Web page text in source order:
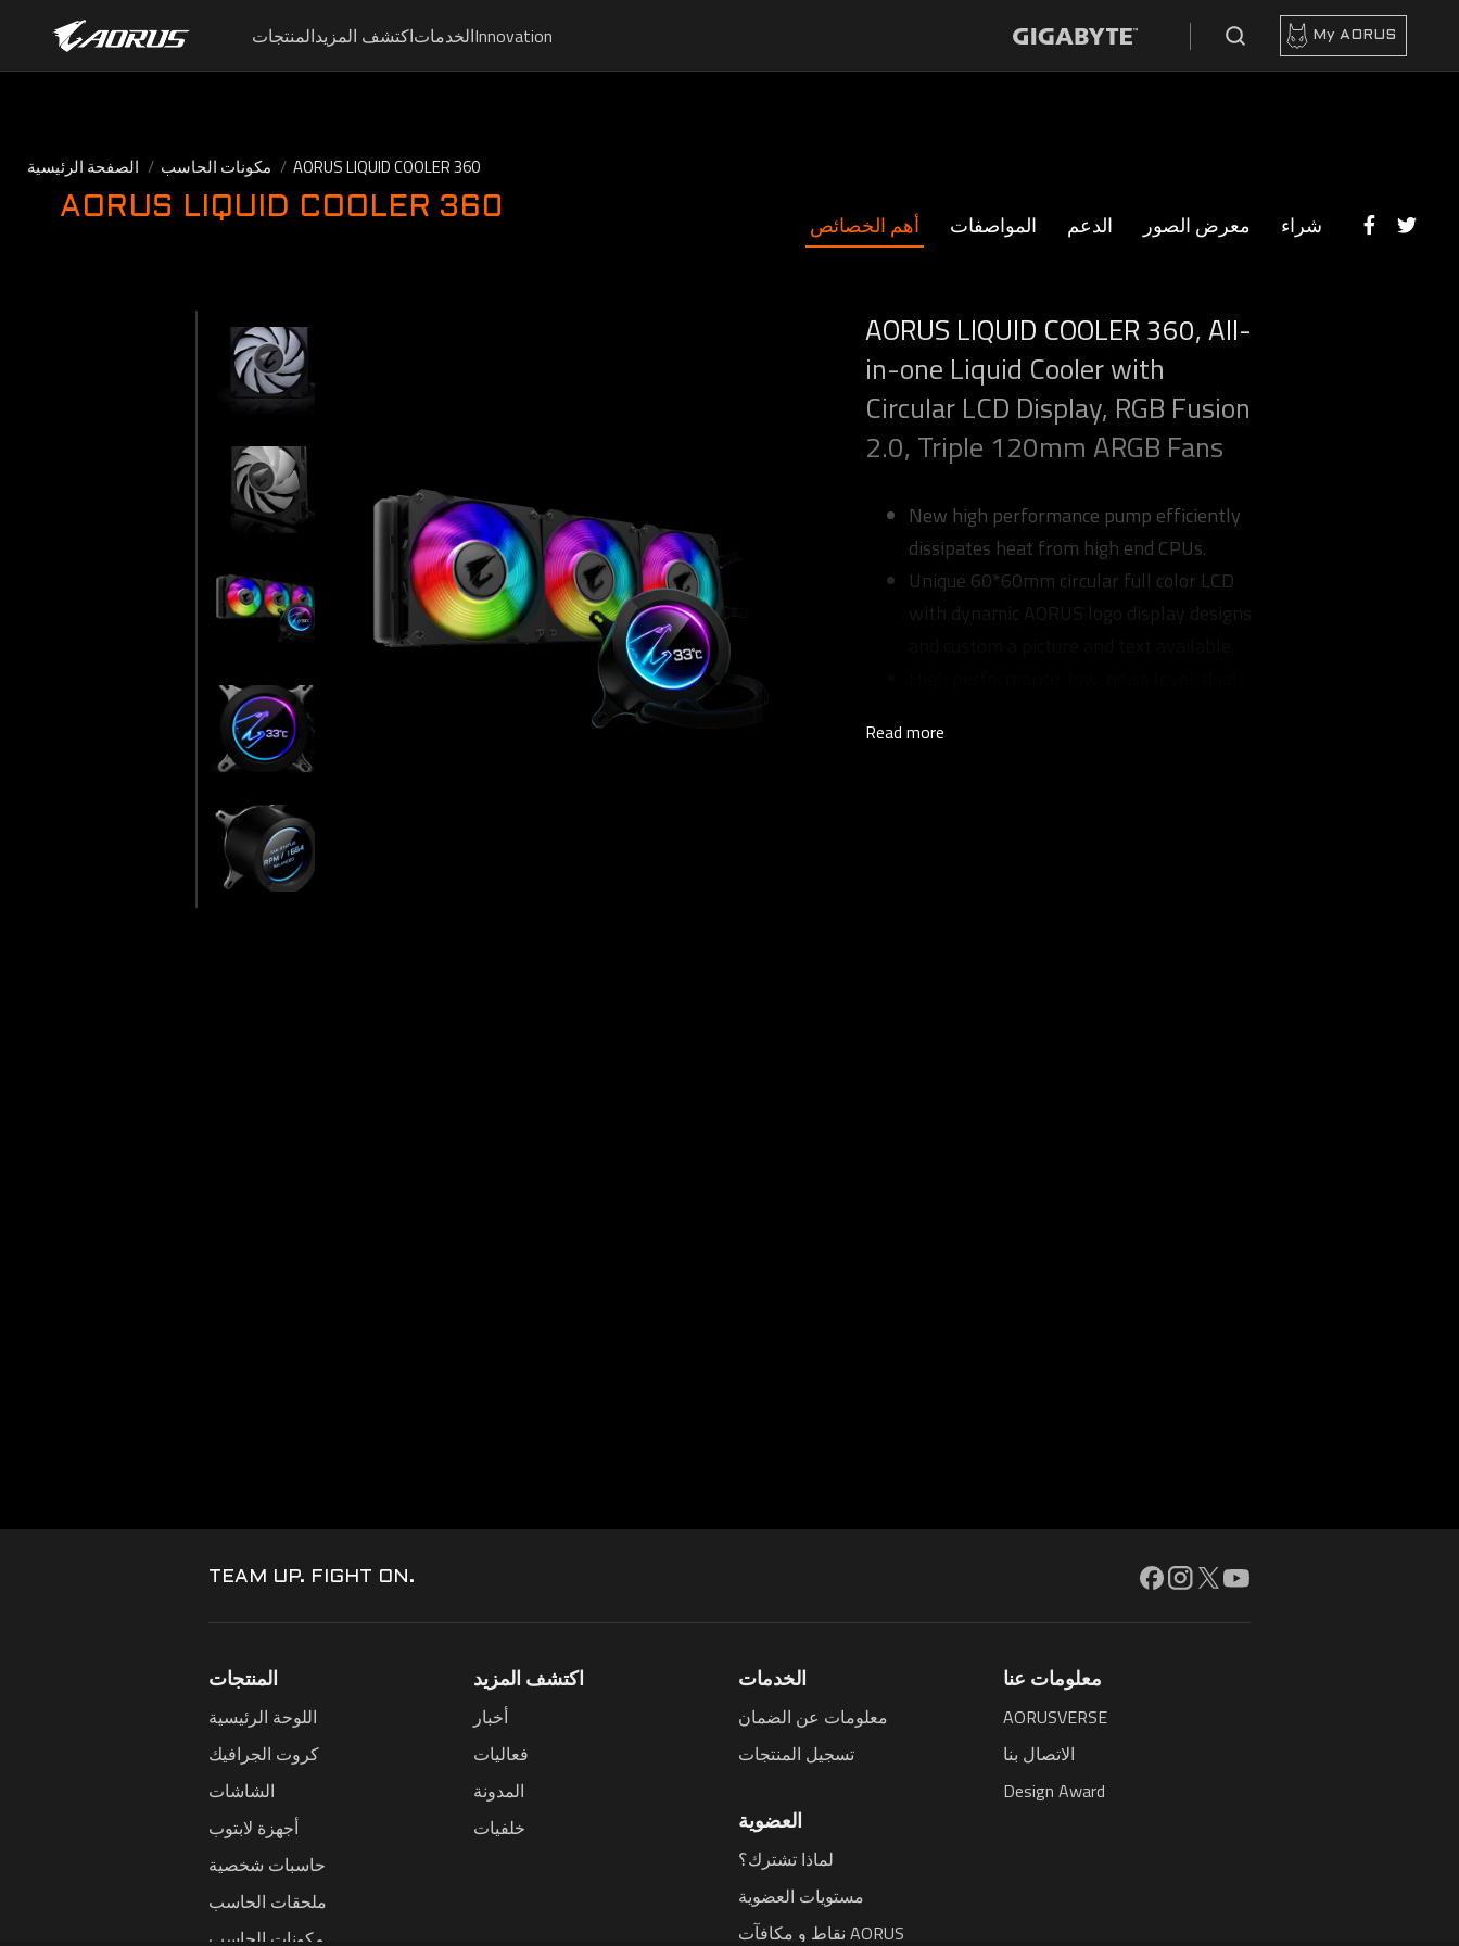
المنتجاتاكتشف المزيدالخدماتInnovation My AORUS
الصفحة الرئيسية مكونات الحاسب AORUS LIQUID COOLER 360
AORUS LIQUID COOLER 360
أهم الخصائص المواصفات الدعم معرض الصور شراء
AORUS LIQUID COOLER 360, All-
in-one Liquid Cooler with
Circular LCD Display, RGB Fusion
2.0, Triple 120mm ARGB Fans
New high performance pump efficiently
dissipates heat from high end CPUs.
Unique 60*60mm circular full color LCD
with dynamic AORUS logo display designs
Supports RGB FUSION 2.0
Read more
TEAM UP. FIGHT ON.
المنتجات
اللوحة الرئيسية
كروت الجرافيك
الشاشات
أجهزة لابتوب
حاسبات شخصية
ملحقات الحاسب
مكونات الحاسب
اكتشف المزيد
أخبار
فعاليات
المدونة
خلفيات
الخدمات
معلومات عن الضمان
تسجيل المنتجات
العضوية
لماذا تشترك؟
مستويات العضوية
نقاط و مكافآت AORUS
معلومات عنا
AORUSVERSE
الاتصال بنا
Design Award